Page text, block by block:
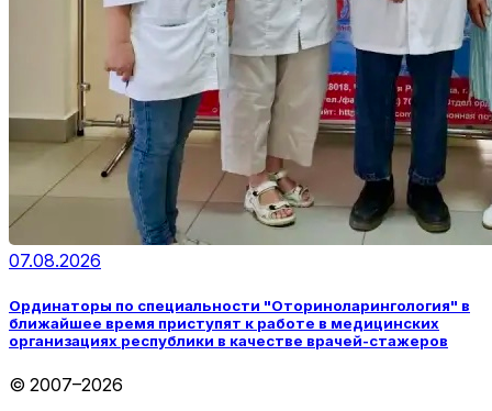
07.08.2026
Ординаторы по специальности "Оториноларингология" в
ближайшее время приступят к работе в медицинских
организациях республики в качестве врачей-стажеров
© 2007–2026